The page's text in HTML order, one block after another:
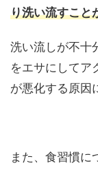
り洗い流すこと
洗い流しが不十
をエサにしてア
が悪化する原因
また、食習慣に